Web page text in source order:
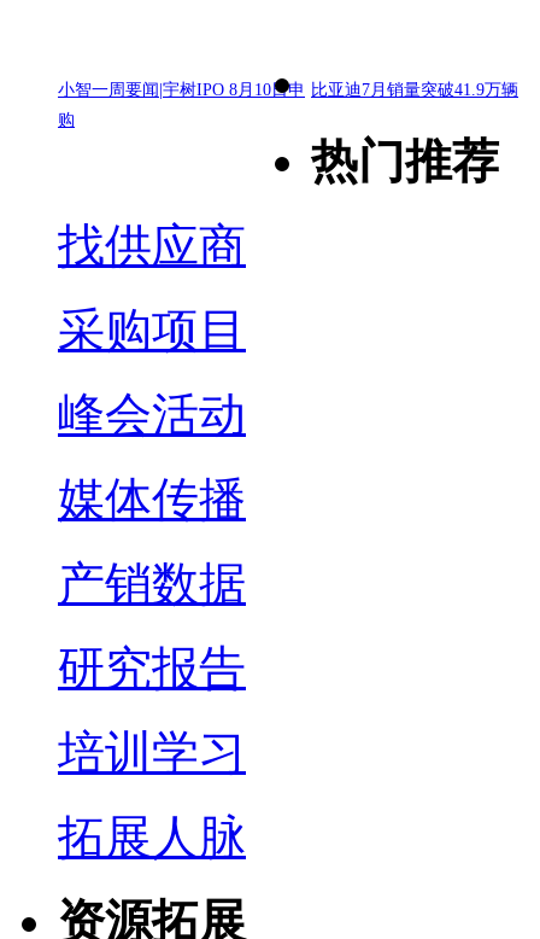
小智一周要闻|宇树IPO 8月10日申
购
比亚迪7月销量突破41.9万辆
热门推荐
找供应商
采购项目
峰会活动
媒体传播
产销数据
研究报告
培训学习
拓展人脉
资源拓展